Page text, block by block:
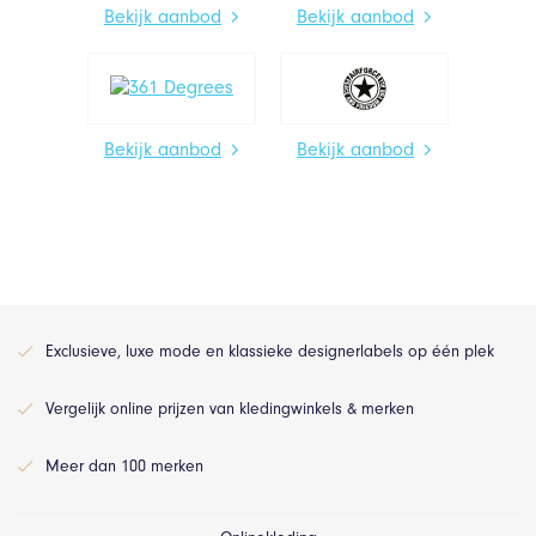
Bekijk aanbod Bekijk aanbod
Bekijk aanbod Bekijk aanbod
Exclusieve, luxe mode en klassieke designerlabels op één plek
Vergelijk online prijzen van kledingwinkels & merken
Meer dan 100 merken